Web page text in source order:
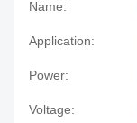
Name:
Application:
Power:
Voltage: